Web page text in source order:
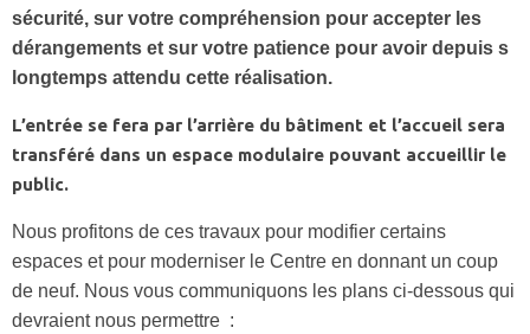
sécurité, sur votre compréhension pour accepter les
dérangements et sur votre patience pour avoir depuis s
longtemps attendu cette réalisation.
L’entrée se fera par l’arrière du bâtiment et l’accueil sera
transféré dans un espace modulaire pouvant accueillir le
public.
Nous profitons de ces travaux pour modifier certains
espaces et pour moderniser le Centre en donnant un coup
de neuf. Nous vous communiquons les plans ci-dessous qui
devraient nous permettre :